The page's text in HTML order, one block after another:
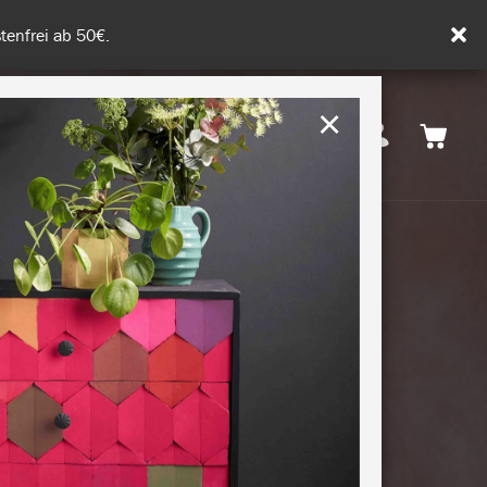
ab 50€.
Deutschland
NACHHALTIGKEIT
×